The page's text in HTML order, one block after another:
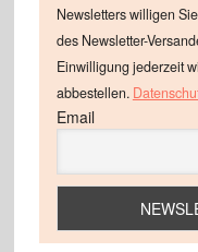
Newsletters willigen
des Newsletter-
Einwilligung jederzeit
abbestellen.
Email